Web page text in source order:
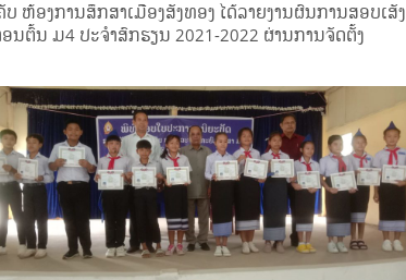
ອງການສຶກສາເມືອງສັງທອງ ໄດ້ລາຍງານຜົນການສອບເສັງ
ນ ມ4 ປະຈໍາສົກຮຽນ 2021-2022 ຜ່ານການຈັດຕັ້ງ